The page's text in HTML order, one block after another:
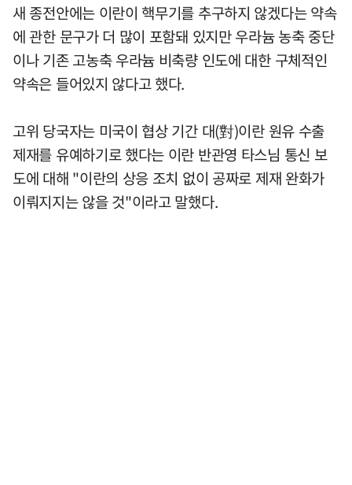
새 종전안에는 이란이 핵무기를 추구하지 않겠다는 약속
에 관한 문구가 더 많이 포함돼 있지만 우라늄 농축 중단
이나 기존 고농축 우라늄 비축량 인도에 대한 구체적인
약속은 들어있지 않다고 했다.
고위 당국자는 미국이 협상 기간 대(對)이란 원유 수출
제재를 유예하기로 했다는 이란 반관영 타스님 통신 보
도에 대해 "이란의 상응 조치 없이 공짜로 제재 완화가
이뤄지지는 않을 것"이라고 말했다.